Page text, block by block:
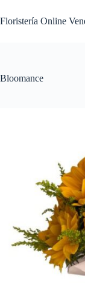
Floristería Online
Bloomance